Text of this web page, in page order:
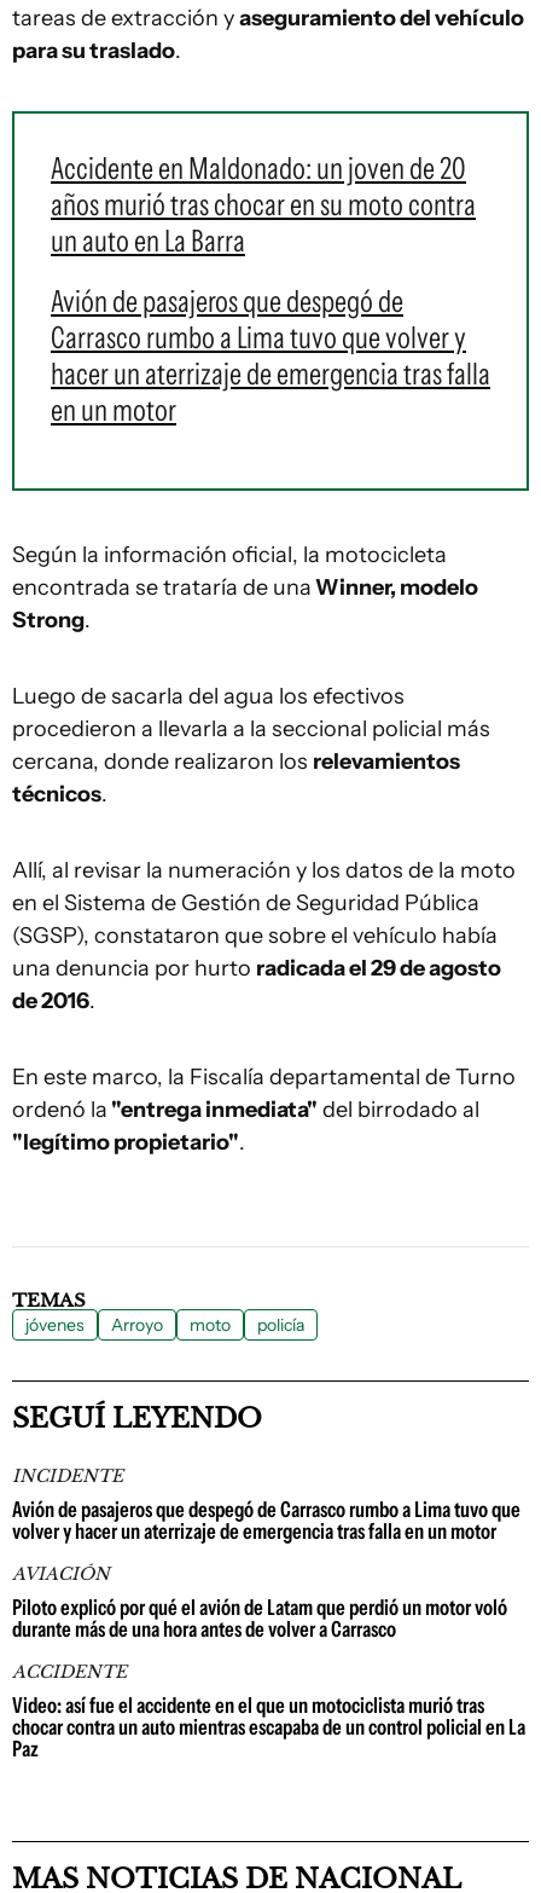
tareas de extracción yaseguramiento del vehículo
para su traslado.
Accidente en Maldonado: un joven de 20
años murió tras chocar en su moto contra
un auto en La Barra
Avión de pasajeros que despegó de
Carrasco rumbo a Lima tuvo que volver y
hacer un aterrizaje de emergencia tras falla
en un motor
Según la información oficial, la motocicleta
encontrada se trataría de unaWinner, modelo
Strong.
Luego de sacarla del agua los efectivos
procedieron a llevarla a la seccional policial más
cercana, donde realizaron los relevamientos
técnicos.
Allí, al revisar la numeración y los datos de la moto
en el Sistema de Gestión de Seguridad Pública
(SGSP), constataron que sobre el vehículo había
una denuncia por hurto radicada el 29 de agosto
de 2016.
En este marco, la Fiscalía departamental de Turno
ordenó la "entrega inmediata" del birrodado al
"legítimo propietario".
TEMAS
jóvenes Arroyo moto policía
SEGUÍ LEYENDO
INCIDENTE
Avión de pasajeros que despegó de Carrasco rumbo a Lima tuvo que
volver y hacer un aterrizaje de emergencia tras falla en un motor
AVIACIÓN
Piloto explicó por qué el avión de Latam que perdió un motor voló
durante más de una hora antes de volver a Carrasco
ACCIDENTE
Video: así fue el accidente en el que un motociclista murió tras
chocar contra un auto mientras escapaba de un control policial en La
Paz
MAS NOTICIAS DE NACIONAL